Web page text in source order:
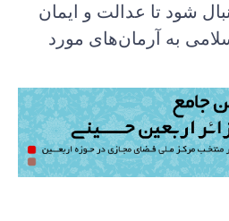
شود تا عدالت و ایمان
به آرمان‌های مورد